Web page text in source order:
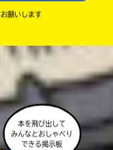
の画面にバナー
うことがある
、個人情報をか
りしないか、読
願いします
本を飛び出して
みんなとおしゃべり
できる掲示板